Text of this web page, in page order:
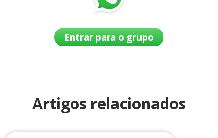
Entrar para o grupo
Artigos relacionados